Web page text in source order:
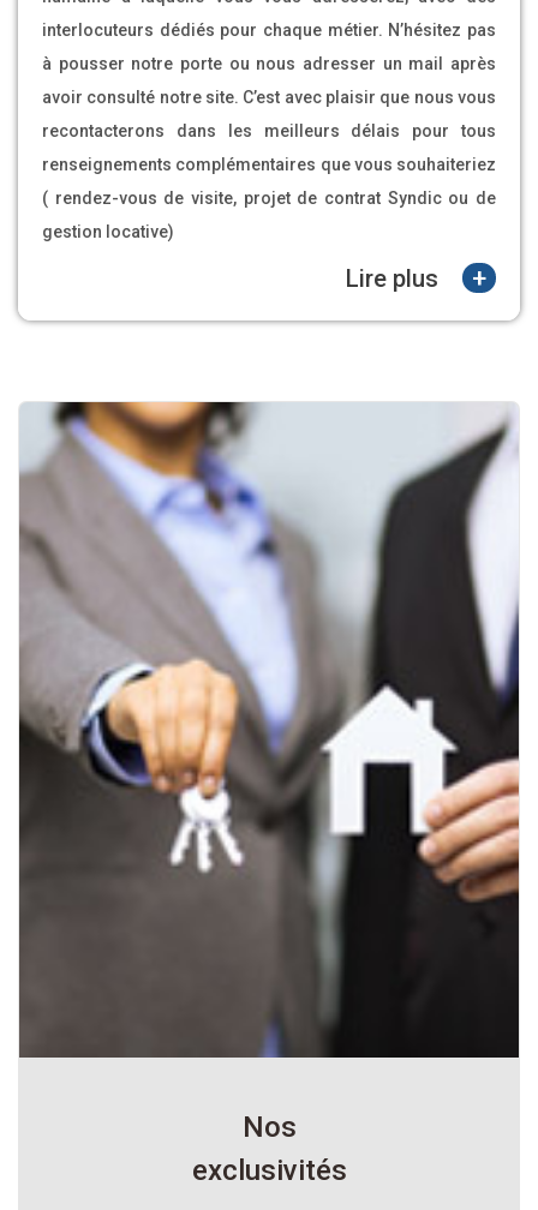
interlocuteurs dédiés pour chaque métier. N’hésitez pas
à pousser notre porte ou nous adresser un mail après
avoir consulté notre site. C’est avec plaisir que nous vous
recontacterons dans les meilleurs délais pour tous
renseignements complémentaires que vous souhaiteriez
( rendez-vous de visite, projet de contrat Syndic ou de
gestion locative)
Lire plus +
Nos
exclusivités